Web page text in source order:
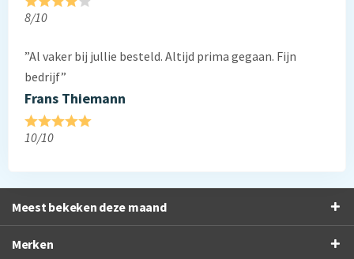
8/10
”Al vaker bij jullie besteld. Altijd prima gegaan. Fijn
bedrijf”
Frans Thiemann
10/10
Meest bekeken deze maand
Merken